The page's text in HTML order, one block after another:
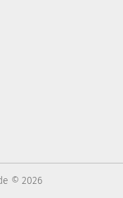
© 2026